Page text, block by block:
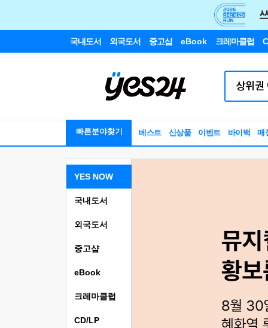
국내도서 외국도서 중고샵 eBook 크레마클럽
빠른분야찾기 베스트 신상품 이벤트 바이백 매
YES NOW
국내도서
외국도서
중고샵
eBook
크레마클럽
CD/LP